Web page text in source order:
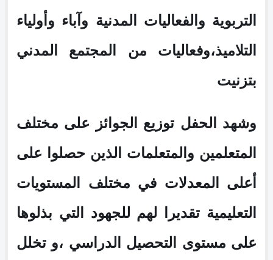
التربوية والفعاليات المدنية وآباء وأولياء
التلاميذ،وفعاليات من المجتمع المدني
بتزنيت
وشهد الحفل توزيع الجوائز على مختلف
المتعلمين والمتعلمات الذين حصلوا على
أعلى المعدلات في مختلف المستويات
التعليمية تقديرا لهم للجهود التي بذلوها
على مستوى التحصيل الدراسي ،و تخلل